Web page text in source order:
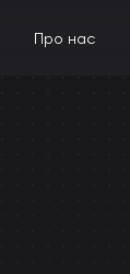
Про нас